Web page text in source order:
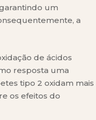
um
a
de ácidos
resposta uma
tipo 2 oxidam mais
os efeitos do